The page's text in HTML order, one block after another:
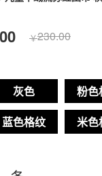
￥230.00
灰色
粉色
蓝色格纹 米色